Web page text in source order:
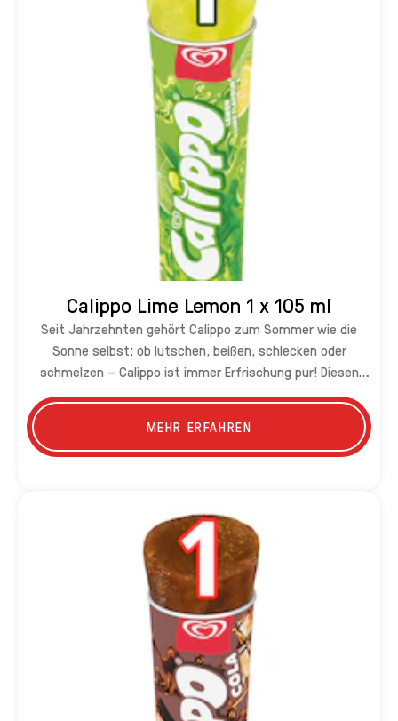
Calippo Lime Lemon 1 x 105 ml
Seit Jahrzehnten gehört Calippo zum Sommer wie die
Sonne selbst: ob lutschen, beißen, schlecken oder
schmelzen – Calippo ist immer Erfrischung pur! Diesen
Sommer gibt es Calippo endlich auch mit
MEHR ERFAHREN